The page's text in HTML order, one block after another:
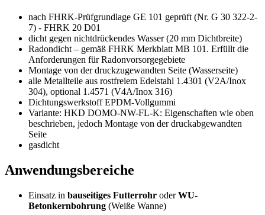
nach FHRK-Prüfgrundlage GE 101 geprüft (Nr. G 30 322-2-
7) - FHRK 20 D01
dicht gegen nichtdrückendes Wasser (20 mm Dichtbreite)
Radondicht – gemäß FHRK Merkblatt MB 101. Erfüllt die
Anforderungen für Radonvorsorgegebiete
Montage von der druckzugewandten Seite (Wasserseite)
alle Metallteile aus rostfreiem Edelstahl 1.4301 (V2A/Inox
304), optional 1.4571 (V4A/Inox 316)
Dichtungswerkstoff EPDM-Vollgummi
Variante: HKD DOMO-NW-FL-K: Eigenschaften wie oben
beschrieben, jedoch Montage von der druckabgewandten
Seite
gasdicht
Anwendungsbereiche
Einsatz in bauseitiges Futterrohr oderWU-
Betonkernbohrung (Weiße Wanne)